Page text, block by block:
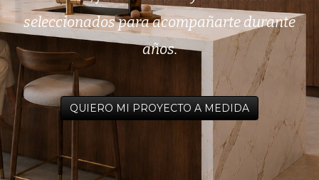
seleccionados para acompañarte durante
años.
QUIERO MI PROYECTO A MEDIDA